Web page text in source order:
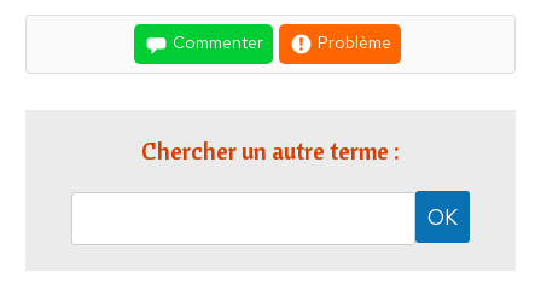
Commenter Problème
Chercher un autre terme :